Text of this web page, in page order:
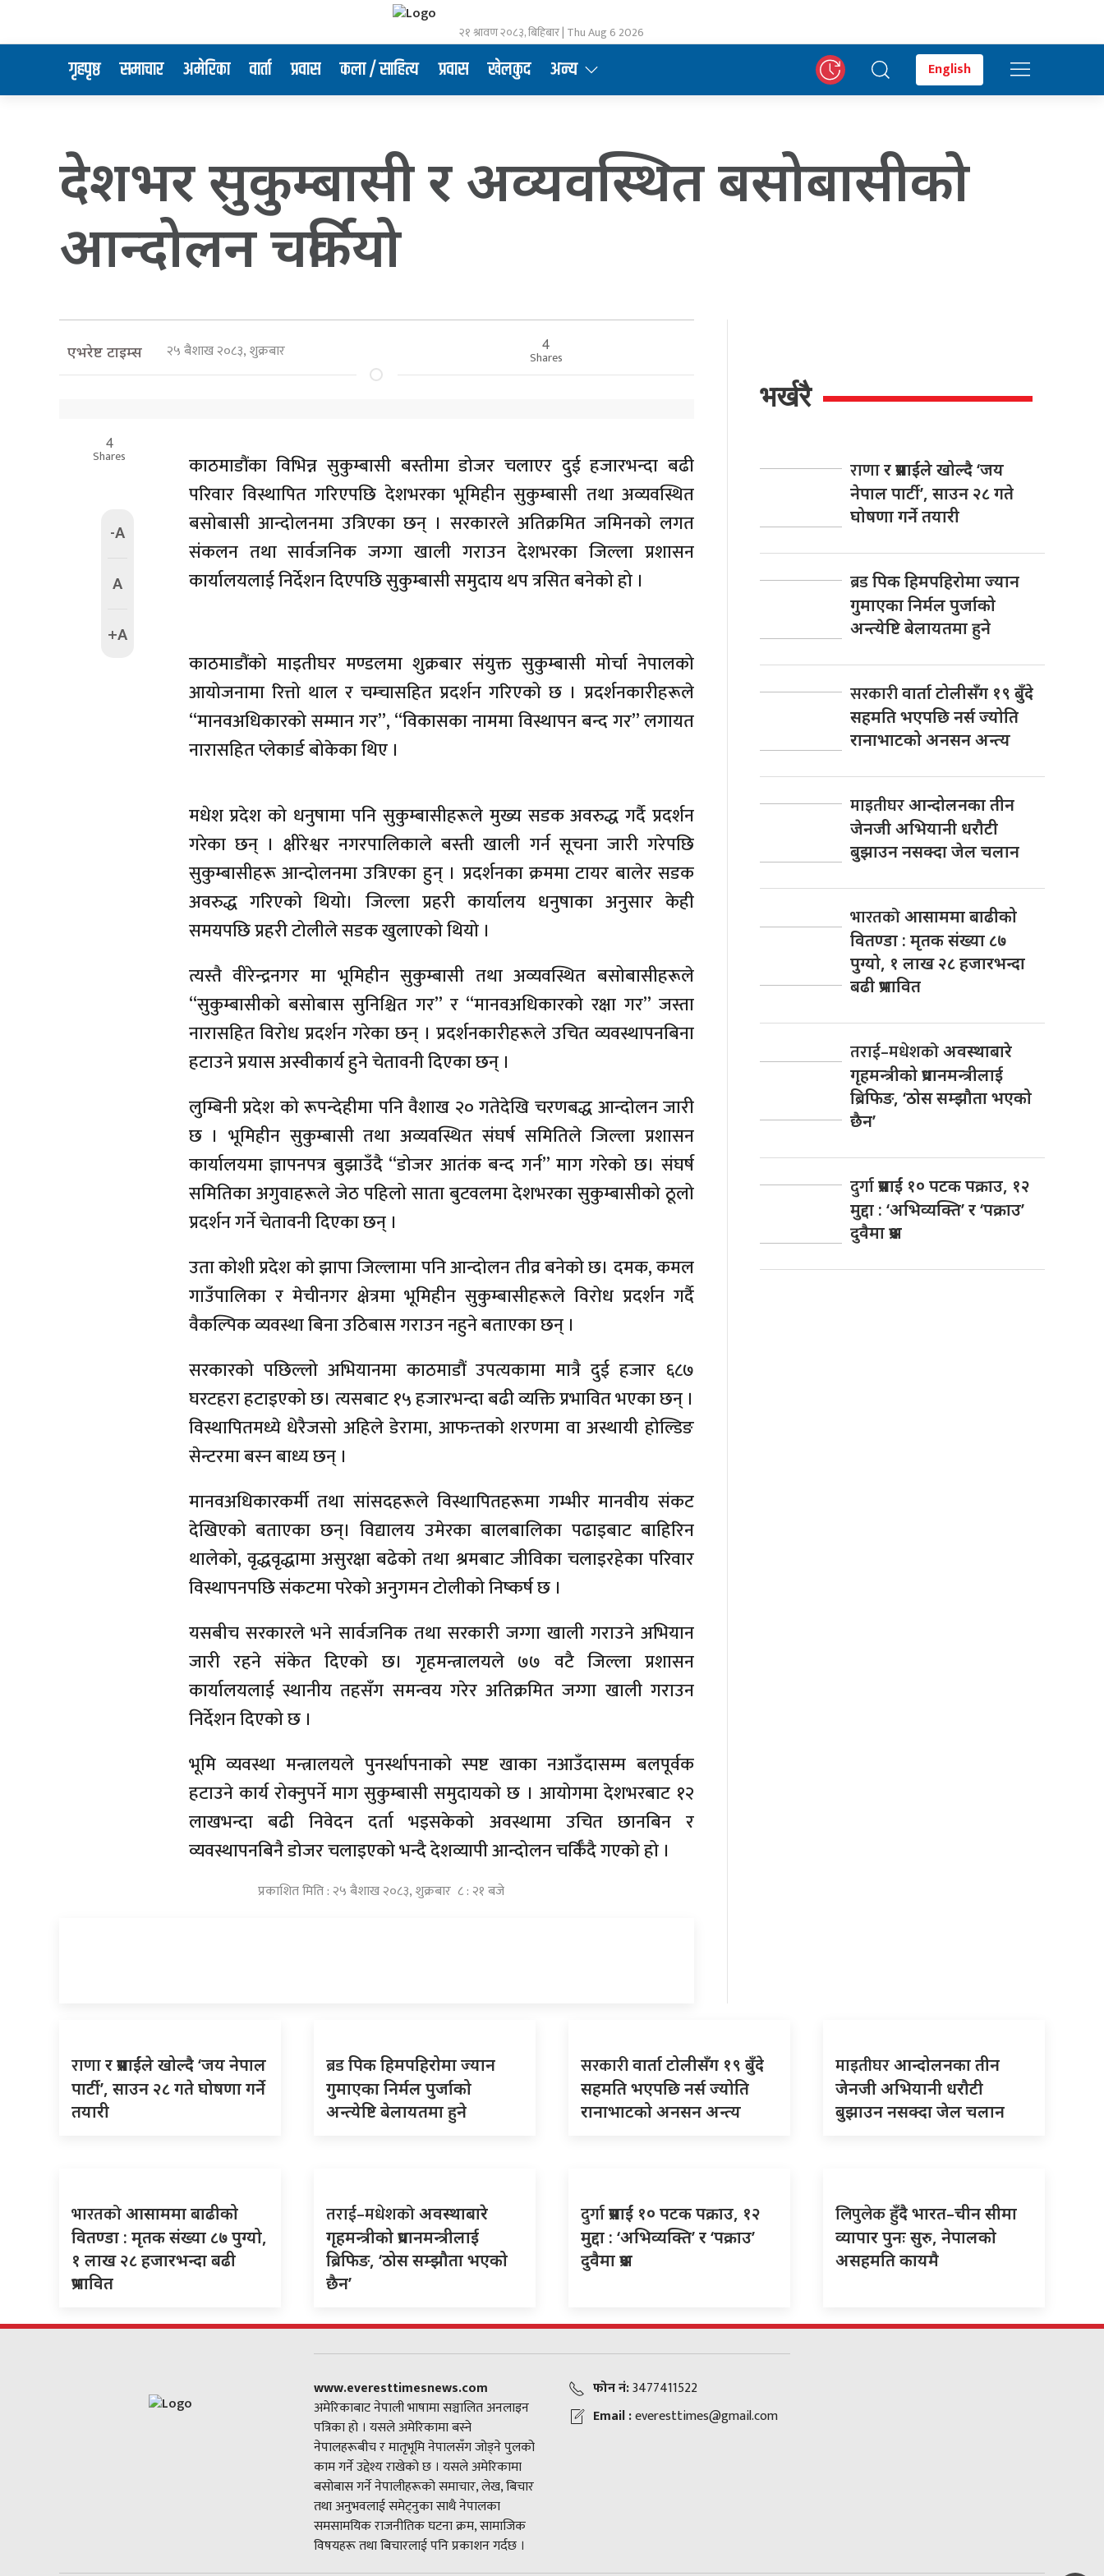
२१ श्रावण २०८३, बिहिबार | Thu Aug 6 2026
गृहपृष्ठ समाचार अमेरिका वार्ता प्रवास कला / साहित्य प्रवास खेलकुद अन्य English
देशभर सुकुम्बासी र अव्यवस्थित बसोबासीको
आन्दोलन चर्कियो
एभरेष्ट टाइम्स २५ बैशाख २०८३, शुक्रबार 4
Shares
4
Shares
-A
A
+A
काठमाडौंका विभिन्न सुकुम्बासी बस्तीमा डोजर चलाएर दुई हजारभन्दा बढी
परिवार विस्थापित गरिएपछि देशभरका भूमिहीन सुकुम्बासी तथा अव्यवस्थित
बसोबासी आन्दोलनमा उत्रिएका छन् । सरकारले अतिक्रमित जमिनको लगत
संकलन तथा सार्वजनिक जग्गा खाली गराउन देशभरका जिल्ला प्रशासन
कार्यालयलाई निर्देशन दिएपछि सुकुम्बासी समुदाय थप त्रसित बनेको हो ।
काठमाडौंको माइतीघर मण्डलमा शुक्रबार संयुक्त सुकुम्बासी मोर्चा नेपालको
आयोजनामा रित्तो थाल र चम्चासहित प्रदर्शन गरिएको छ । प्रदर्शनकारीहरूले
“मानवअधिकारको सम्मान गर”, “विकासका नाममा विस्थापन बन्द गर” लगायत
नारासहित प्लेकार्ड बोकेका थिए ।
मधेश प्रदेश को धनुषामा पनि सुकुम्बासीहरूले मुख्य सडक अवरुद्ध गर्दै प्रदर्शन
गरेका छन् । क्षीरेश्वर नगरपालिकाले बस्ती खाली गर्न सूचना जारी गरेपछि
सुकुम्बासीहरू आन्दोलनमा उत्रिएका हुन् । प्रदर्शनका क्रममा टायर बालेर सडक
अवरुद्ध गरिएको थियो। जिल्ला प्रहरी कार्यालय धनुषाका अनुसार केही
समयपछि प्रहरी टोलीले सडक खुलाएको थियो ।
त्यस्तै वीरेन्द्रनगर मा भूमिहीन सुकुम्बासी तथा अव्यवस्थित बसोबासीहरूले
“सुकुम्बासीको बसोबास सुनिश्चित गर” र “मानवअधिकारको रक्षा गर” जस्ता
नारासहित विरोध प्रदर्शन गरेका छन् । प्रदर्शनकारीहरूले उचित व्यवस्थापनबिना
हटाउने प्रयास अस्वीकार्य हुने चेतावनी दिएका छन् ।
लुम्बिनी प्रदेश को रूपन्देहीमा पनि वैशाख २० गतेदेखि चरणबद्ध आन्दोलन जारी
छ । भूमिहीन सुकुम्बासी तथा अव्यवस्थित संघर्ष समितिले जिल्ला प्रशासन
कार्यालयमा ज्ञापनपत्र बुझाउँदै “डोजर आतंक बन्द गर्न” माग गरेको छ। संघर्ष
समितिका अगुवाहरूले जेठ पहिलो साता बुटवलमा देशभरका सुकुम्बासीको ठूलो
प्रदर्शन गर्ने चेतावनी दिएका छन् ।
उता कोशी प्रदेश को झापा जिल्लामा पनि आन्दोलन तीव्र बनेको छ। दमक, कमल
गाउँपालिका र मेचीनगर क्षेत्रमा भूमिहीन सुकुम्बासीहरूले विरोध प्रदर्शन गर्दै
वैकल्पिक व्यवस्था बिना उठिबास गराउन नहुने बताएका छन् ।
सरकारको पछिल्लो अभियानमा काठमाडौं उपत्यकामा मात्रै दुई हजार ६८७
घरटहरा हटाइएको छ। त्यसबाट १५ हजारभन्दा बढी व्यक्ति प्रभावित भएका छन् ।
विस्थापितमध्ये धेरैजसो अहिले डेरामा, आफन्तको शरणमा वा अस्थायी होल्डिङ
सेन्टरमा बस्न बाध्य छन् ।
मानवअधिकारकर्मी तथा सांसदहरूले विस्थापितहरूमा गम्भीर मानवीय संकट
देखिएको बताएका छन्। विद्यालय उमेरका बालबालिका पढाइबाट बाहिरिन
थालेको, वृद्धवृद्धामा असुरक्षा बढेको तथा श्रमबाट जीविका चलाइरहेका परिवार
विस्थापनपछि संकटमा परेको अनुगमन टोलीको निष्कर्ष छ ।
यसबीच सरकारले भने सार्वजनिक तथा सरकारी जग्गा खाली गराउने अभियान
जारी रहने संकेत दिएको छ। गृहमन्त्रालयले ७७ वटै जिल्ला प्रशासन
कार्यालयलाई स्थानीय तहसँग समन्वय गरेर अतिक्रमित जग्गा खाली गराउन
निर्देशन दिएको छ ।
भूमि व्यवस्था मन्त्रालयले पुनर्स्थापनाको स्पष्ट खाका नआउँदासम्म बलपूर्वक
हटाउने कार्य रोक्नुपर्ने माग सुकुम्बासी समुदायको छ । आयोगमा देशभरबाट १२
लाखभन्दा बढी निवेदन दर्ता भइसकेको अवस्थामा उचित छानबिन र
व्यवस्थापनबिनै डोजर चलाइएको भन्दै देशव्यापी आन्दोलन चर्किँदै गएको हो ।
प्रकाशित मिति : २५ बैशाख २०८३, शुक्रबार ८ : २१ बजे
भर्खरै
राणार प्रसाईंले खोल्दै ‘जय
नेपाल पार्टी’, साउन २८ गते
घोषणा गर्ने तयारी
ब्रडपिक हिमपहिरोमा ज्यान
गुमाएका निर्मल पुर्जाको
अन्त्येष्टि बेलायतमा हुने
सरकारीवार्ता टोलीसँग १९ बुँदे
सहमति भएपछि नर्स ज्योति
रानाभाटको अनसन अन्त्य
माइतीघरआन्दोलनका तीन
जेनजी अभियानी धरौटी
बुझाउन नसक्दा जेल चलान
भारतकोआसाममा बाढीको
वितण्डा : मृतक संख्या ८७
पुग्यो, १ लाख २८ हजारभन्दा
बढी प्रभावित
तराई–मधेशकोअवस्थाबारे
गृहमन्त्रीको प्रधानमन्त्रीलाई
ब्रिफिङ, ‘ठोस सम्झौता भएको
छैन’
दुर्गाप्रसाईं १० पटक पक्राउ, १२
मुद्दा : ‘अभिव्यक्ति’ र ‘पक्राउ’
दुवैमा प्रश्न
राणार प्रसाईंले खोल्दै ‘जय नेपाल
पार्टी’, साउन २८ गते घोषणा गर्ने
तयारी
ब्रडपिक हिमपहिरोमा ज्यान
गुमाएका निर्मल पुर्जाको
अन्त्येष्टि बेलायतमा हुने
सरकारीवार्ता टोलीसँग १९ बुँदे
सहमति भएपछि नर्स ज्योति
रानाभाटको अनसन अन्त्य
माइतीघरआन्दोलनका तीन
जेनजी अभियानी धरौटी
बुझाउन नसक्दा जेल चलान
भारतकोआसाममा बाढीको
वितण्डा : मृतक संख्या ८७ पुग्यो,
१ लाख २८ हजारभन्दा बढी
प्रभावित
तराई–मधेशकोअवस्थाबारे
गृहमन्त्रीको प्रधानमन्त्रीलाई
ब्रिफिङ, ‘ठोस सम्झौता भएको
छैन’
दुर्गाप्रसाईं १० पटक पक्राउ, १२
मुद्दा : ‘अभिव्यक्ति’ र ‘पक्राउ’
दुवैमा प्रश्न
लिपुलेकहुँदै भारत–चीन सीमा
व्यापार पुनः सुरु, नेपालको
असहमति कायमै
www.everesttimesnews.com
अमेरिकाबाट नेपाली भाषामा सञ्चालित अनलाइन
पत्रिका हो । यसले अमेरिकामा बस्ने
नेपालहरूबीच र मातृभूमि नेपालसँग जोड्ने पुलको
काम गर्ने उद्देश्य राखेको छ । यसले अमेरिकामा
बसोबास गर्ने नेपालीहरूको समाचार, लेख, बिचार
तथा अनुभवलाई समेट्नुका साथै नेपालका
समसामयिक राजनीतिक घटना क्रम, सामाजिक
विषयहरू तथा बिचारलाई पनि प्रकाशन गर्दछ ।
फोन नं:3477411522
Email :everesttimes@gmail.com